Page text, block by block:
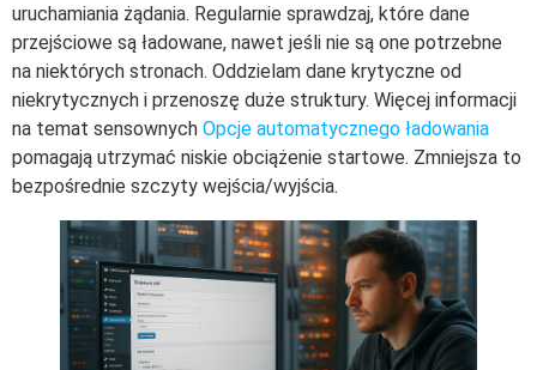
uruchamiania żądania. Regularnie sprawdzaj, które dane
przejściowe są ładowane, nawet jeśli nie są one potrzebne
na niektórych stronach. Oddzielam dane krytyczne od
niekrytycznych i przenoszę duże struktury. Więcej informacji
na temat sensownych Opcje automatycznego ładowania
pomagają utrzymać niskie obciążenie startowe. Zmniejsza to
bezpośrednie szczyty wejścia/wyjścia.